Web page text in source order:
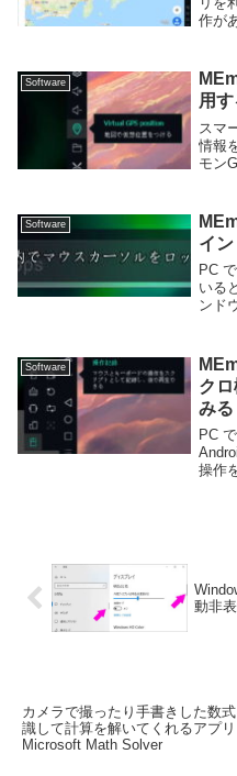
作が
る拡
れる
Software
用
スマ
情報
モン
ろう
遊ぶ
ー向
M...
Software
イ
PC
いる
ンド
クし
多用
あま
面で
Software
ク
みる
PC
操作
ダー
う必
動非
カメラで撮ったり手書きした数
識して計算を解いてくれるアプリ
Microsoft Math Solver